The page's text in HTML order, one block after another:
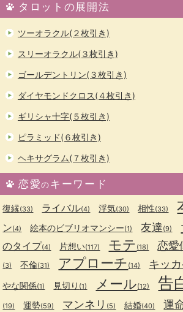
タロットの展開法
ツーオラクル(２枚引き)
スリーオラクル(３枚引き)
ゴールデントリン(３枚引き)
ダイヤモンドクロス(４枚引き)
ギリシャ十字(５枚引き)
ピラミッド(６枚引き)
ヘキサグラム(７枚引き)
恋愛のキーワード
復縁(33) ライバル(4) 浮気(30) 相性(33)
ン(4) 絵本のビブリオマンシー(1) 友達 (9)
のタイプ(4) 片想い(117) モテ (18) 恋愛
(3) 不倫(31) アプローチ (14) キッ
やな関係(1) 見切り (1) メール(12) 告
(19) 運勢(59) マンネリ (5) 結婚(40) 運